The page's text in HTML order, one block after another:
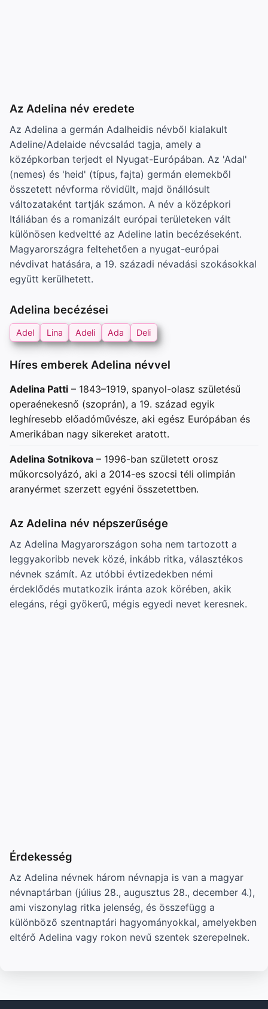
Az Adelina név eredete
Az Adelina a germán Adalheidis névből kialakult
Adeline/Adelaide névcsalád tagja, amely a
középkorban terjedt el Nyugat-Európában. Az 'Adal'
(nemes) és 'heid' (típus, fajta) germán elemekből
összetett névforma rövidült, majd önállósult
változataként tartják számon. A név a középkori
Itáliában és a romanizált európai területeken vált
különösen kedveltté az Adeline latin becézéseként.
Magyarországra feltehetően a nyugat-európai
névdivat hatására, a 19. századi névadási szokásokkal
együtt kerülhetett.
Adelina becézései
Adel Lina Adeli Ada Deli
Híres emberek Adelina névvel
Adelina Patti – 1843–1919, spanyol-olasz születésű
operaénekesnő (szoprán), a 19. század egyik
leghíresebb előadóművésze, aki egész Európában és
Amerikában nagy sikereket aratott.
Adelina Sotnikova – 1996-ban született orosz
műkorcsolyázó, aki a 2014-es szocsi téli olimpián
aranyérmet szerzett egyéni összetettben.
Az Adelina név népszerűsége
Az Adelina Magyarországon soha nem tartozott a
leggyakoribb nevek közé, inkább ritka, választékos
névnek számít. Az utóbbi évtizedekben némi
érdeklődés mutatkozik iránta azok körében, akik
elegáns, régi gyökerű, mégis egyedi nevet keresnek.
Érdekesség
Az Adelina névnek három névnapja is van a magyar
névnaptárban (július 28., augusztus 28., december 4.),
ami viszonylag ritka jelenség, és összefügg a
különböző szentnaptári hagyományokkal, amelyekben
eltérő Adelina vagy rokon nevű szentek szerepelnek.